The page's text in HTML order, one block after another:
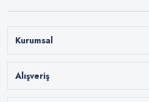
Kurumsal
Alışveriş